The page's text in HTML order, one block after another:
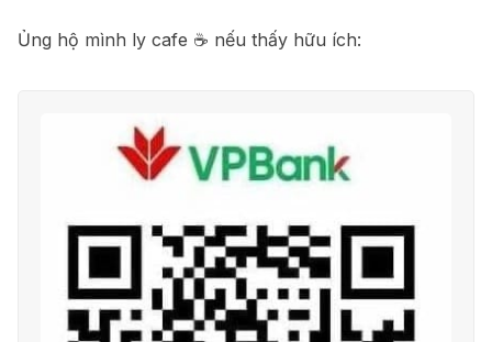
Ủng hộ mình ly cafe ☕ nếu thấy hữu ích: